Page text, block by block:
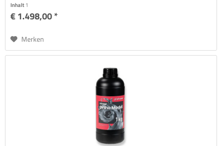
Inhalt1
€ 1.498,00 *
Merken